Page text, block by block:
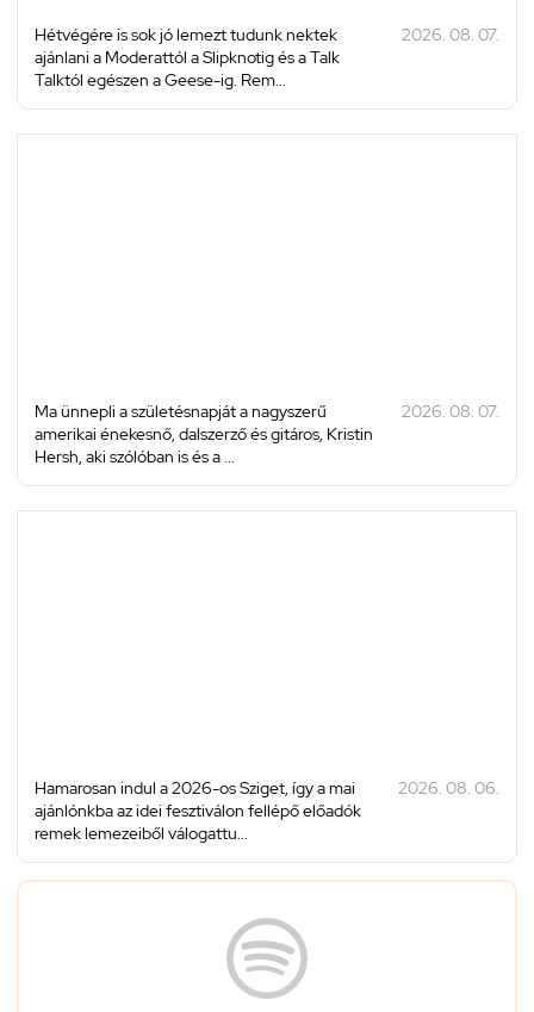
Hétvégére is sok jó lemezt tudunk nektek
ajánlani a Moderattól a Slipknotig és a Talk
Talktól egészen a Geese-ig. Rem...
2026. 08. 07.
Ma ünnepli a születésnapját a nagyszerű
amerikai énekesnő, dalszerző és gitáros, Kristin
Hersh, aki szólóban is és a ...
2026. 08. 07.
Hamarosan indul a 2026-os Sziget, így a mai
ajánlónkba az idei fesztiválon fellépő előadók
remek lemezeiből válogattu...
2026. 08. 06.